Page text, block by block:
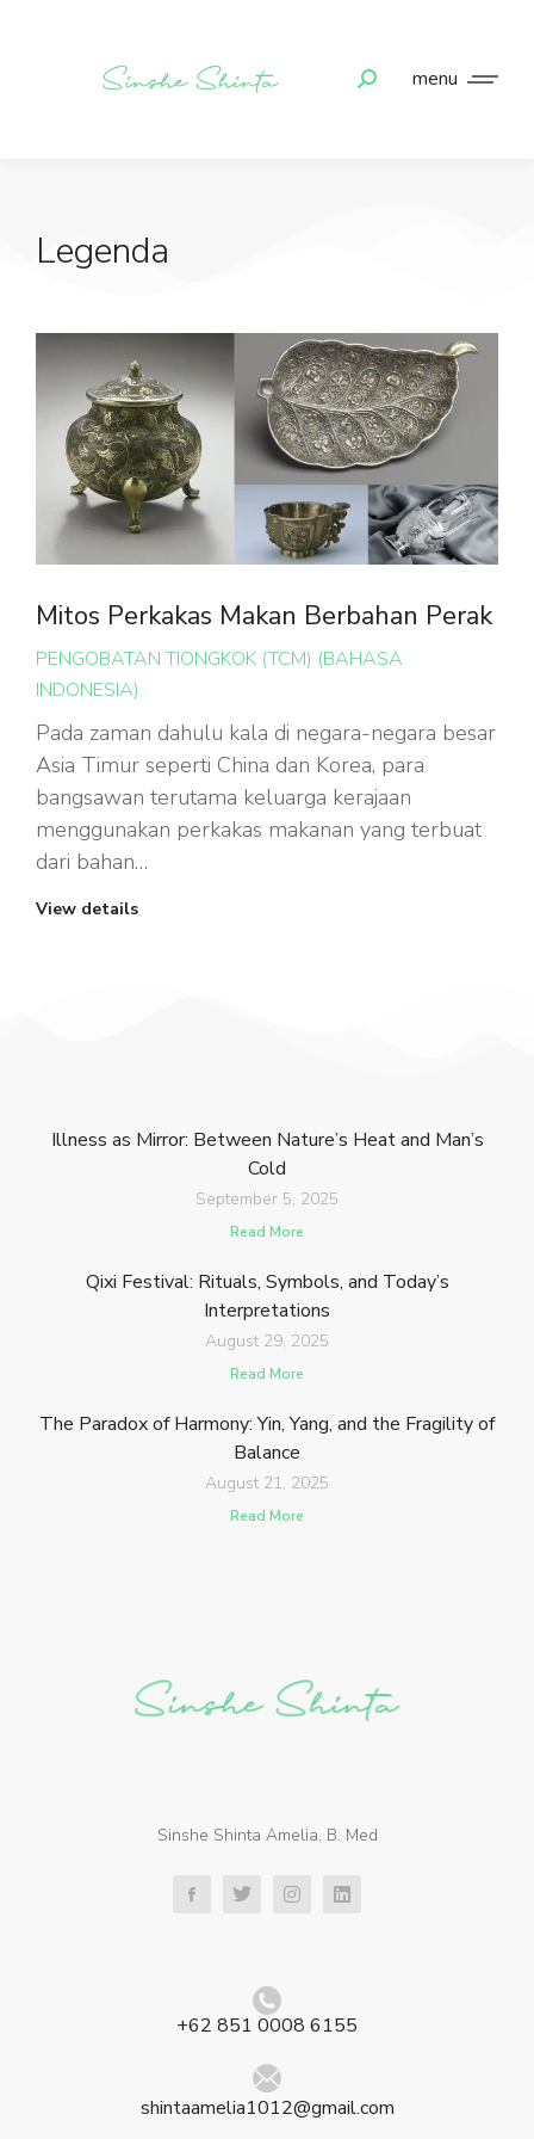
menu
Legenda
Mitos Perkakas Makan Berbahan Perak
PENGOBATAN TIONGKOK (TCM) (BAHASA
INDONESIA)
Pada zaman dahulu kala di negara-negara besar
Asia Timur seperti China dan Korea, para
bangsawan terutama keluarga kerajaan
menggunakan perkakas makanan yang terbuat
dari bahan…
View details
Illness as Mirror: Between Nature’s Heat and Man’s
Cold
September 5, 2025
Read More
Qixi Festival: Rituals, Symbols, and Today’s
Interpretations
August 29, 2025
Read More
The Paradox of Harmony: Yin, Yang, and the Fragility of
Balance
August 21, 2025
Read More
Sinshe Shinta Amelia, B. Med
+62 851 0008 6155
shintaamelia1012@gmail.com